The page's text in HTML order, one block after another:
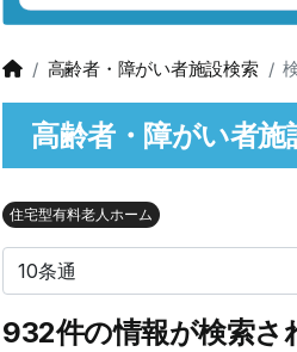
高齢者・障がい者施設検索
高齢者・障がい者施
住宅型有料老人ホーム
932件の情報が検索さ